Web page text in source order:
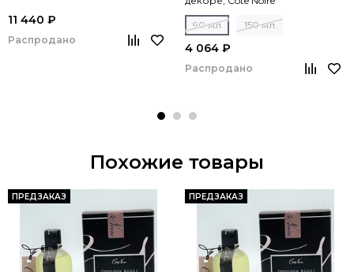
11 440 ₽
Распродано
90 мл 150 мл
4 064 ₽
Распродано
Похожие товары
ПРЕДЗАКАЗ ПРЕДЗАКАЗ